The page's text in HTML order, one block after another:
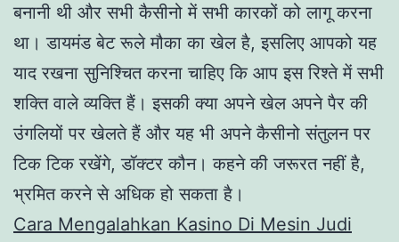
बनानी थी और सभी कैसीनो में सभी कारकों को लागू करना
था। डायमंड बेट रूले मौका का खेल है, इसलिए आपको यह
याद रखना सुनिश्चित करना चाहिए कि आप इस रिश्ते में सभी
शक्ति वाले व्यक्ति हैं। इसकी क्या अपने खेल अपने पैर की
उंगलियों पर खेलते हैं और यह भी अपने कैसीनो संतुलन पर
टिक टिक रखेंगे, डॉक्टर कौन। कहने की जरूरत नहीं है,
भ्रमित करने से अधिक हो सकता है।
Cara Mengalahkan Kasino Di Mesin Judi